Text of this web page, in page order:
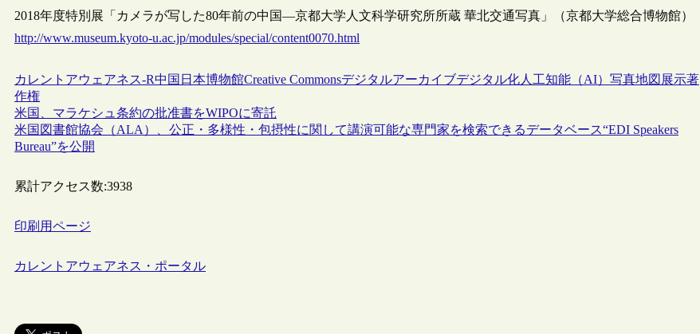
2018年度特別展「カメラが写した80年前の中国―京都大学人文科学研究所所蔵 華北交通写真」（京都大学総合博物館）
http://www.museum.kyoto-u.ac.jp/modules/special/content0070.html
カレントアウェアネス-R中国 日本博物館Creative Commonsデジタルアーカイブデジタル化人工知能（AI） 写真地図 展示著
作権
米国、マラケシュ条約の批准書をWIPOに寄託
米国図書館協会（ALA）、公正・多様性・包摂性に関して講演可能な専門家を検索できるデータベース“EDI Speakers
Bureau”を公開
累計アクセス数:3938
印刷用ページ
カレントアウェアネス・ポータル